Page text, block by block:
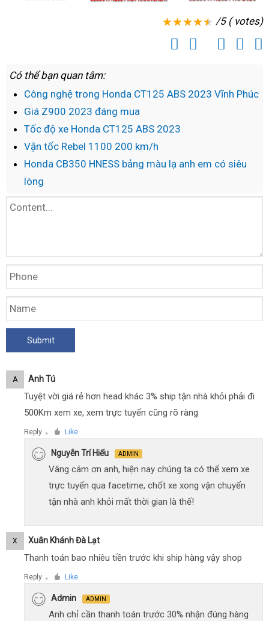
/5 ( votes)
Có thể bạn quan tâm:
Công nghệ trong Honda CT125 ABS 2023 Vĩnh Phúc
Giá Z900 2023 đáng mua
Tốc độ xe Honda CT125 ABS 2023
Vận tốc Rebel 1100 200 km/h
Honda CB350 HNESS bảng màu lạ anh em có siêu
lòng
A Anh Tú
Tuyệt vời giá rẻ hơn head khác 3% ship tận nhà khỏi phải đi
500Km xem xe, xem trực tuyến cũng rõ ràng
Reply ● Like
Nguyễn Trí Hiếu ADMIN
Vâng cám ơn anh, hiện nay chúng ta có thể xem xe
trực tuyến qua facetime, chốt xe xong vận chuyển
tận nhà anh khỏi mất thời gian là thế!
X Xuân Khánh Đà Lạt
Thanh toán bao nhiêu tiền trước khi ship hàng vậy shop
Reply ● Like
Admin ADMIN
Anh chỉ cần thanh toán trước 30% nhận đúng hàng